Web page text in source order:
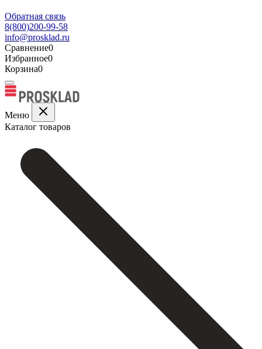
Обратная связь
8(800)200-99-58
info@prosklad.ru
Сравнение0
Избранное0
Корзина0
Меню
Каталог товаров